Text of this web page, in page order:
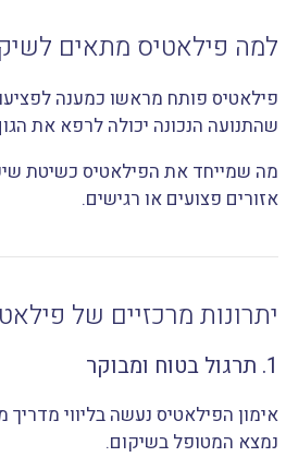
למה פילאטיס מתאים
פילאטיס פותח מראשו כמענה
שהתנועה הנכונה יכולה לרפא את
מה שמייחד את הפילאטיס כשיטת
אזורים פצועים או רגישים.
יתרונות מרכזיים של
1. תרגול בטוח ומבוקר
אימון הפילאטיס נעשה בליווי
נמצא המטופל בשיקום.